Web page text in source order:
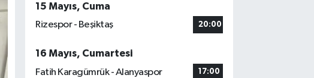
15 Mayıs, Cuma
Rizespor - Beşiktaş
20:00
16 Mayıs, Cumartesi
Fatih Karagümrük - Alanyaspor
17:00